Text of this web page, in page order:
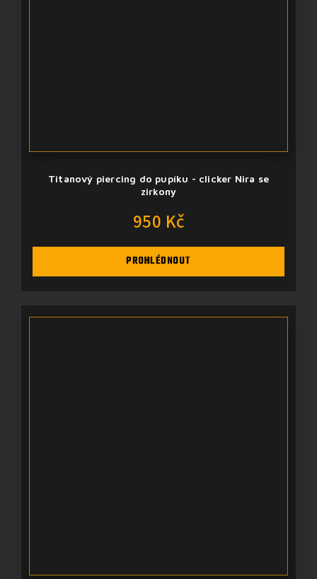
Titanový piercing do pupíku - clicker Nira se
zirkony
950 Kč
PROHLÉDNOUT